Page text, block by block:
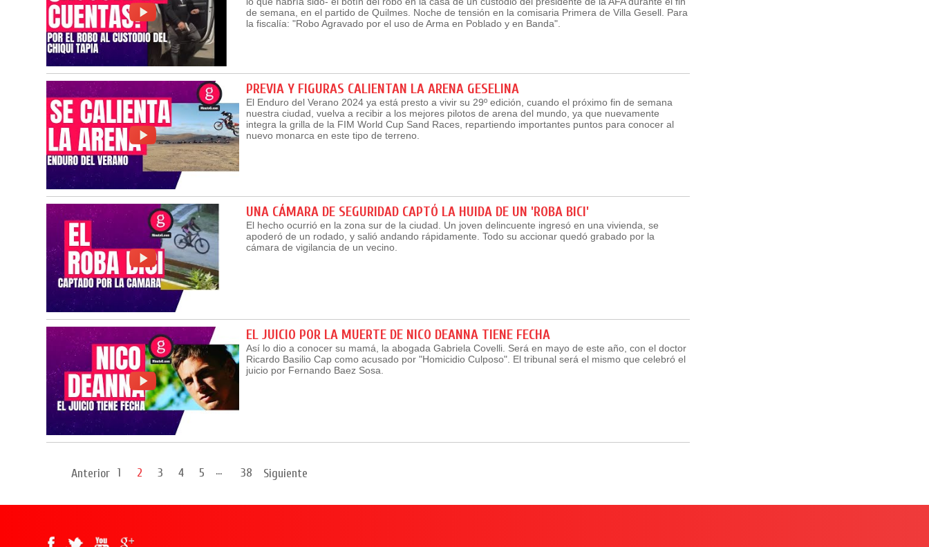
de semana, en el partido de Quilmes. Noche de tensión en la comisaria Primera de Villa Gesell. Para
la fiscalía: "Robo Agravado por el uso de Arma en Poblado y en Banda".
PREVIA Y FIGURAS CALIENTAN LA ARENA GESELINA
El Enduro del Verano 2024 ya está presto a vivir su 29º edición, cuando el próximo fin de semana
nuestra ciudad, vuelva a recibir a los mejores pilotos de arena del mundo, ya que nuevamente
integra la grilla de la FIM World Cup Sand Races, repartiendo importantes puntos para conocer al
nuevo monarca en este tipo de terreno.
UNA CÁMARA DE SEGURIDAD CAPTÓ LA HUIDA DE UN 'ROBA BICI'
El hecho ocurrió en la zona sur de la ciudad. Un joven delincuente ingresó en una vivienda, se
apoderó de un rodado, y salió andando rápidamente. Todo su accionar quedó grabado por la
cámara de vigilancia de un vecino.
EL JUICIO POR LA MUERTE DE NICO DEANNA TIENE FECHA
Así lo dio a conocer su mamá, la abogada Gabriela Covelli. Será en mayo de este año, con el doctor
Ricardo Basilio Cap como acusado por "Homicidio Culposo". El tribunal será el mismo que celebró el
juicio por Fernando Baez Sosa.
Anterior 1 2 3 4 5 ... 38 Siguiente